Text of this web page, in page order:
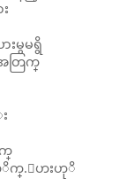
းမွမရွိ
တြက္
လုိက္.ေဟးဟုိ